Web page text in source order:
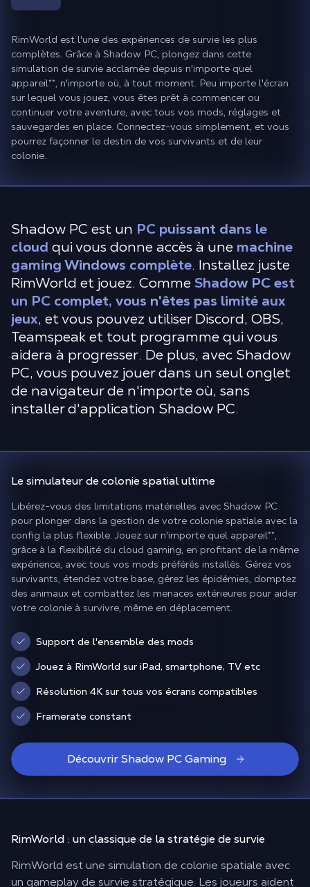
RimWorld est l'une des expériences de survie les plus
complètes. Grâce à Shadow PC, plongez dans cette
simulation de survie acclamée depuis n'importe quel
appareil**, n'importe où, à tout moment. Peu importe l'écran
sur lequel vous jouez, vous êtes prêt à commencer ou
continuer votre aventure, avec tous vos mods, réglages et
sauvegardes en place. Connectez-vous simplement, et vous
pourrez façonner le destin de vos survivants et de leur
colonie.
Shadow PC est un PC puissant dans le
cloud qui vous donne accès à une machine
gaming Windows complète. Installez juste
RimWorld et jouez. CommeShadow PC est
un PC complet, vous n'êtes pas limité aux
jeux, et vous pouvez utiliser Discord, OBS,
Teamspeak et tout programme qui vous
aidera à progresser. De plus, avec Shadow
PC, vous pouvez jouer dans un seul onglet
de navigateur de n'importe où, sans
installer d'application Shadow PC.
Lesimulateur de coloniespatial ultime
Libérez-vous des limitations matérielles avec Shadow PC
pour plonger dans la gestion de votre colonie spatiale avec la
config la plus flexible. Jouez sur n'importe quel appareil**,
grâce à la flexibilité du cloud gaming, en profitant de la même
expérience, avec tous vos mods préférés installés. Gérez vos
survivants, étendez votre base, gérez les épidémies, domptez
des animaux et combattez les menaces extérieures pour aider
votre colonie à survivre, même en déplacement.
Support de l'ensemble des mods
Jouez à RimWorld sur iPad, smartphone, TV etc
Résolution 4K sur tous vos écrans compatibles
Framerate constant
Découvrir Shadow PC Gaming
RimWorld : unclassique de la stratégiede survie
RimWorld est une simulation de colonie spatiale avec
un gameplay de survie stratégique. Les joueurs aident